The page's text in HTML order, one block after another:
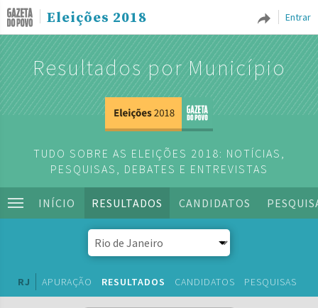
Entrar
Eleições 2018
Resultados por Município
TUDO SOBRE AS ELEIÇÕES 2018: NOTÍCIAS,
PESQUISAS, DEBATES E ENTREVISTAS
INÍCIO RESULTADOS CANDIDATOS
RJ APURAÇÃO RESULTADOS CANDIDATOS PESQUISAS